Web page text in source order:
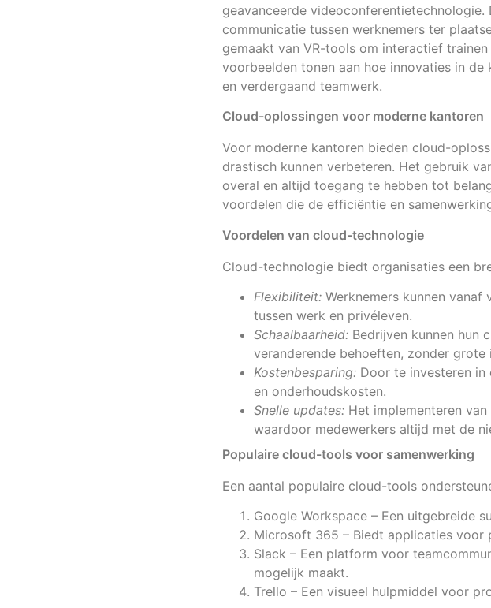
geavanceerde
communicatie tussen werknemers ter
gemaakt van VR-tools om interactief
voorbeelden tonen aan hoe innovaties in
en verdergaand teamwerk.
Cloud-oplossingen voor moderne kantoren
Voor moderne kantoren bieden cloud-
drastisch kunnen verbeteren. Het gebruik
overal en altijd toegang te hebben tot
voordelen die de efficiëntie en
Voordelen van cloud-technologie
Cloud-technologie biedt organisaties een
Flexibiliteit: Werknemers kunnen
tussen werk en privéleven.
Schaalbaarheid: Bedrijven kunnen hun
veranderende behoeften, zonder
Kostenbesparing: Door te investeren
en onderhoudskosten.
Snelle updates: Het implementeren
waardoor medewerkers altijd met de
Populaire cloud-tools voor samenwerking
Een aantal populaire cloud-tools
Google Workspace – Een uitgebreide
Microsoft 365 – Biedt applicaties voor
Slack – Een platform voor
mogelijk maakt.
Trello – Een visueel hulpmiddel voor